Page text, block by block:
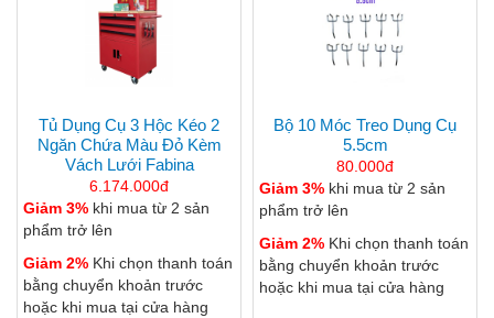
Tủ Dụng Cụ 3 Hộc Kéo 2
Ngăn Chứa Màu Đỏ Kèm
Vách Lưới Fabina
6.174.000đ
Giảm 3% khi mua từ 2 sản
phẩm trở lên
Giảm 2% Khi chọn thanh toán
bằng chuyển khoản trước
hoặc khi mua tại cửa hàng
Bộ 10 Móc Treo Dụng Cụ
5.5cm
80.000đ
Giảm 3% khi mua từ 2 sản
phẩm trở lên
Giảm 2% Khi chọn thanh toán
bằng chuyển khoản trước
hoặc khi mua tại cửa hàng